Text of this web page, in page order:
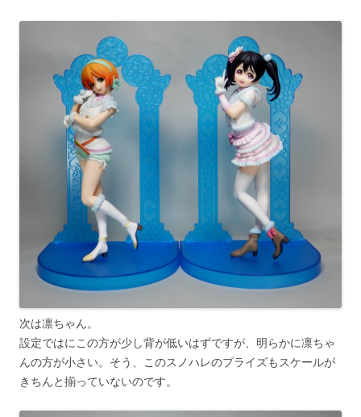
次は凛ちゃん。
設定ではにこの方が少し背が低いはずですが、明らかに凛ちゃ
んの方が小さい。そう、このスノハレのプライズもスケールが
きちんと揃っていないのです。